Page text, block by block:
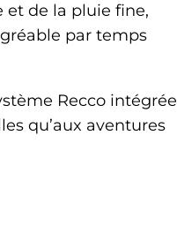
de la pluie fine,
par temps
Recco intégrée
qu’aux aventures